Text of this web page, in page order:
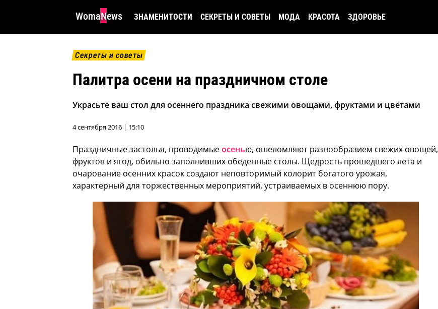
WomaNews ЗНАМЕНИТОСТИ СЕКРЕТЫ И СОВЕТЫ МОДА КРАСОТА ЗДОРОВЬЕ
Секреты и советы
Палитра осени на праздничном столе
Украсьте ваш стол для осеннего праздника свежими овощами, фруктами и цветами
4 сентября 2016 | 15:10
Праздничные застолья, проводимыеосенью, ошеломляют разнообразием свежих овощей,
фруктов и ягод, обильно заполнивших обеденные столы. Щедрость прошедшего лета и
очарование осенних красок создают неповторимый колорит богатого урожая,
характерный для торжественных мероприятий, устраиваемых в осеннюю пору.